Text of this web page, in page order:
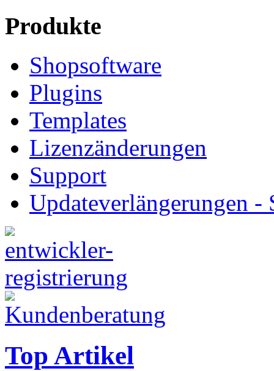
Produkte
Shopsoftware
Plugins
Templates
Lizenzänderungen
Support
Updateverlängerungen -
Top Artikel